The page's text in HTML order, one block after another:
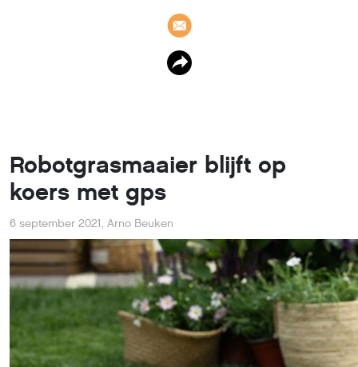
Robotgrasmaaier blijft op
koers met gps
6 september 2021, Arno Beuken